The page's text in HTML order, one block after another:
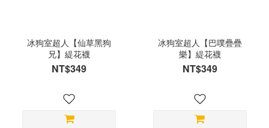
冰狗室超人【仙草黑狗
兄】緹花襪
NT$349
冰狗室超人【巴噗疊疊
樂】緹花襪
NT$349